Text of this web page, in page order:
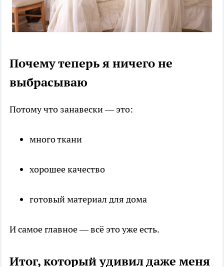
Почему теперь я ничего не
выбрасываю
Потому что занавески — это:
много ткани
хорошее качество
готовый материал для дома
И самое главное — всё это уже есть.
Итог, который удивил даже меня